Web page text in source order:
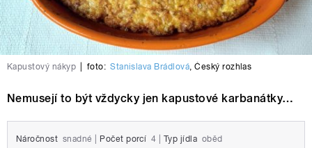
Kapustový nákyp foto: Stanislava Brádlová,Český rozhlas
Nemusejí to být vždycky jen kapustové karbanátky…
Náročnost snadné Počet porcí 4 Typ jídla oběd